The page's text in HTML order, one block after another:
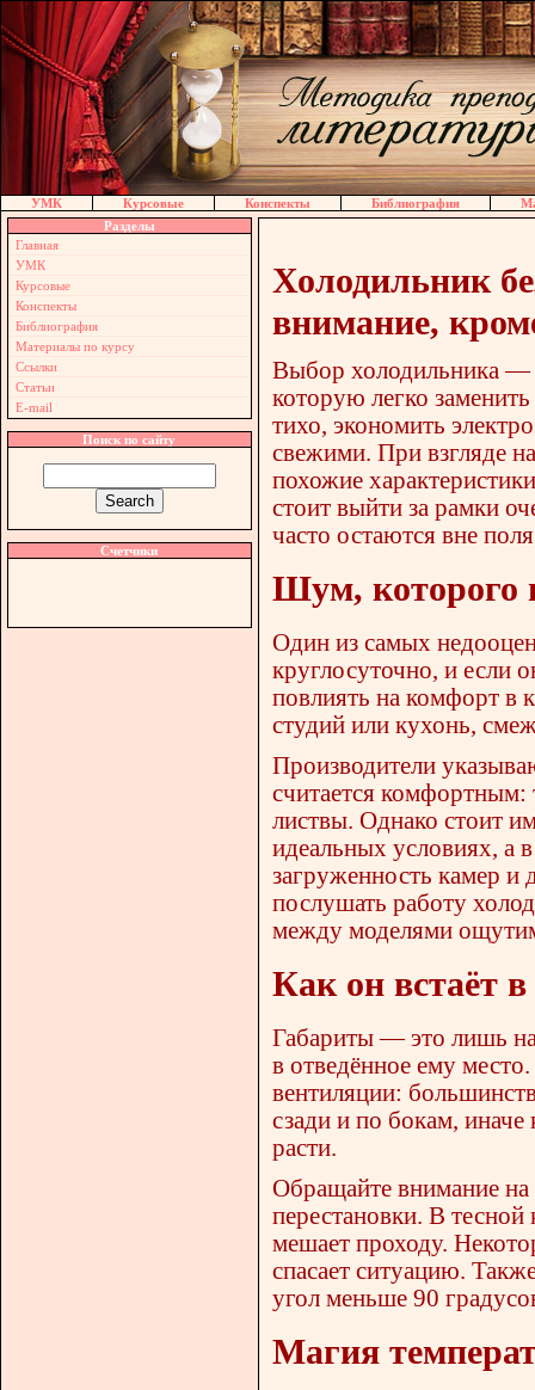
УМК Курсовые Конспекты Библиография
Разделы
Главная
УМК
Курсовые
Конспекты
Библиография
Материалы по курсу
Ссылки
Статьи
E-mail
Поиск по сайту
Счетчики
Холодильник
внимание,
Выбор холодильника —
которую легко
тихо, экономить
свежими. При взгляде
похожие
стоит выйти за рамки
часто остаются вне
Шум, которого
Один из самых
круглосуточно, и если
повлиять на комфорт в
студий или кухонь,
Производители
считается комфортным:
листвы. Однако стоит
идеальных условиях, а
загруженность камер и
послушать работу
между моделями
Как он встаёт
Габариты — это лишь
в отведённое ему
вентиляции:
сзади и по бокам, иначе
расти.
Обращайте внимание на
перестановки. В тесной
мешает проходу.
спасает ситуацию.
угол меньше 90
Магия